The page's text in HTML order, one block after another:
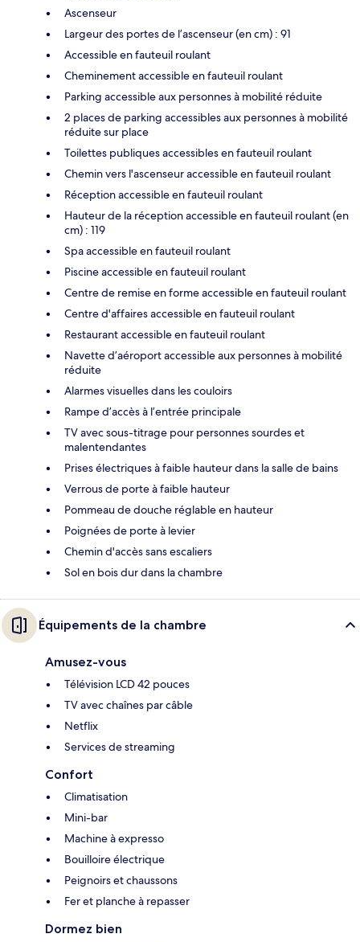
Ascenseur
Largeur des portes de l’ascenseur (en cm) : 91
Accessible en fauteuil roulant
Cheminement accessible en fauteuil roulant
Parking accessible aux personnes à mobilité réduite
2 places de parking accessibles aux personnes à mobilité
réduite sur place
Toilettes publiques accessibles en fauteuil roulant
Chemin vers l'ascenseur accessible en fauteuil roulant
Réception accessible en fauteuil roulant
Hauteur de la réception accessible en fauteuil roulant (en
cm) : 119
Spa accessible en fauteuil roulant
Piscine accessible en fauteuil roulant
Centre de remise en forme accessible en fauteuil roulant
Centre d'affaires accessible en fauteuil roulant
Restaurant accessible en fauteuil roulant
Navette d’aéroport accessible aux personnes à mobilité
réduite
Alarmes visuelles dans les couloirs
Rampe d’accès à l’entrée principale
TV avec sous-titrage pour personnes sourdes et
malentendantes
Prises électriques à faible hauteur dans la salle de bains
Verrous de porte à faible hauteur
Pommeau de douche réglable en hauteur
Poignées de porte à levier
Chemin d'accès sans escaliers
Sol en bois dur dans la chambre
Équipements de la chambre
Amusez-vous
Télévision LCD 42 pouces
TV avec chaînes par câble
Netflix
Services de streaming
Confort
Climatisation
Mini-bar
Machine à expresso
Bouilloire électrique
Peignoirs et chaussons
Fer et planche à repasser
Dormez bien